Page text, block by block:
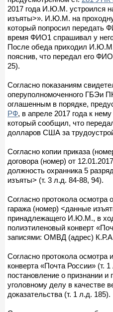
2017 года И.Ю.М. устроился
изъяты>». И.Ю.М. на
который попросил передать
время ФИО1 спрашивал у
После обеда приходил И.Ю.М.
пояснив, что передал его
25).
Согласно показаниям
оперуполномоченного ГБЭи
оглашенным в порядке,
РФ, в апреле 2017 года к
который сообщил, что
долларов США за
Согласно копии приказа
договора (номер) от
должность охранника 5
изъяты> (т. 3 л.д. 84-88, 94).
Согласно протокола осмотра
гаража (номер) <данные
принадлежащего И.Ю.М., в
полиэтиленовый конверт
записями: ОМВД (адрес)
Согласно протокола осмотра
конверта «Почта России» (т.
постановление о признании и
уголовному делу в качестве
доказательства (т. 1 л.д. 185).